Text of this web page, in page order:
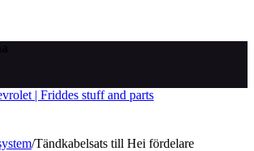
/Tändkabelsats till Hei fördelare